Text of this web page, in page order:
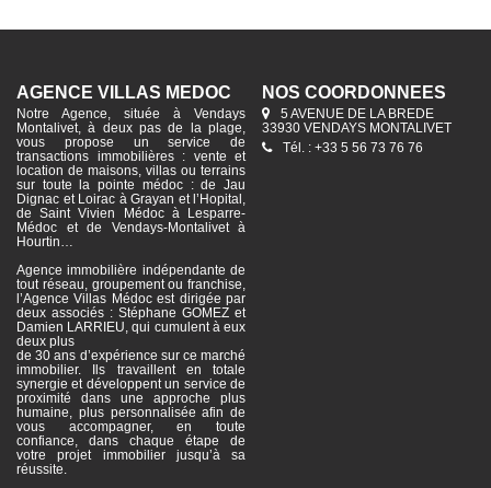
AGENCE VILLAS MÉDOC
Notre Agence, située à Vendays
Montalivet, à deux pas de la plage,
vous propose un service de
transactions immobilières : vente et
location de maisons, villas ou terrains
sur toute la pointe médoc : de Jau
Dignac et Loirac à Grayan et l’Hopital,
de Saint Vivien Médoc à Lesparre-
Médoc et de Vendays-Montalivet à
Hourtin…
Agence immobilière indépendante de
tout réseau, groupement ou franchise,
l’Agence Villas Médoc est dirigée par
deux associés : Stéphane GOMEZ et
Damien LARRIEU, qui cumulent à eux
deux plus
de 30 ans d’expérience sur ce marché
immobilier. Ils travaillent en totale
synergie et développent un service de
proximité dans une approche plus
humaine, plus personnalisée afin de
vous accompagner, en toute
confiance, dans chaque étape de
votre projet immobilier jusqu’à sa
réussite.
NOS COORDONNÉES
5 AVENUE DE LA BREDE
33930 VENDAYS MONTALIVET
Tél. : +33 5 56 73 76 76